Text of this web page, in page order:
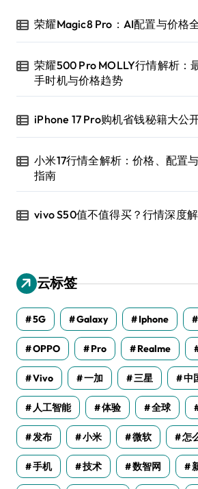
荣耀Magic8 Pro：AI配置与价格
荣耀500 Pro MOLLY行情解析：
手时机与价格趋势
iPhone 17 Pro购机省钱秘籍大公
小米17行情全解析：价格、配置
指南
vivo S50值不值得买？行情深度
云标签
5G Galaxy Iphone
OPPO Pro Realme
Vivo 一加 三星 中
人工智能 体验 全球
发布 小米 微软 怎
手机 技术 数智网